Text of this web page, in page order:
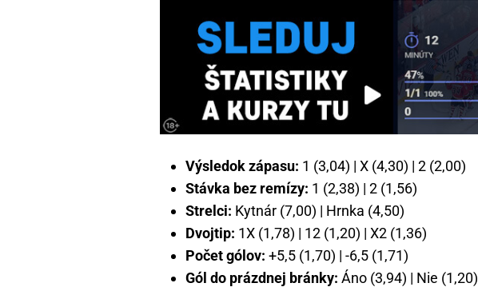
Výsledok zápasu: 1 (3,04) | X (4,30) | 2 (2,00)
Stávka bez remízy: 1 (2,38) | 2 (1,56)
Strelci: Kytnár (7,00) | Hrnka (4,50)
Dvojtip: 1X (1,78) | 12 (1,20) | X2 (1,36)
Počet gólov: +5,5 (1,70) | -6,5 (1,71)
Gól do prázdnej bránky: Áno (3,94) | Nie (1,20)